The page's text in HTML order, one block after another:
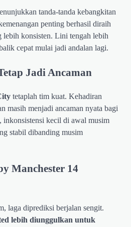
tanda-tanda kebangkitan
penting berhasil diraih
lebih konsisten. Lini tengah lebih
cepat mulai jadi andalan lagi.
Jadi Ancaman
tetaplah tim kuat. Kehadiran
masih menjadi ancaman nyata bagi
inkonsistensi kecil di awal musim
stabil dibanding musim
Manchester 14
laga diprediksi berjalan sengit.
lebih diunggulkan untuk